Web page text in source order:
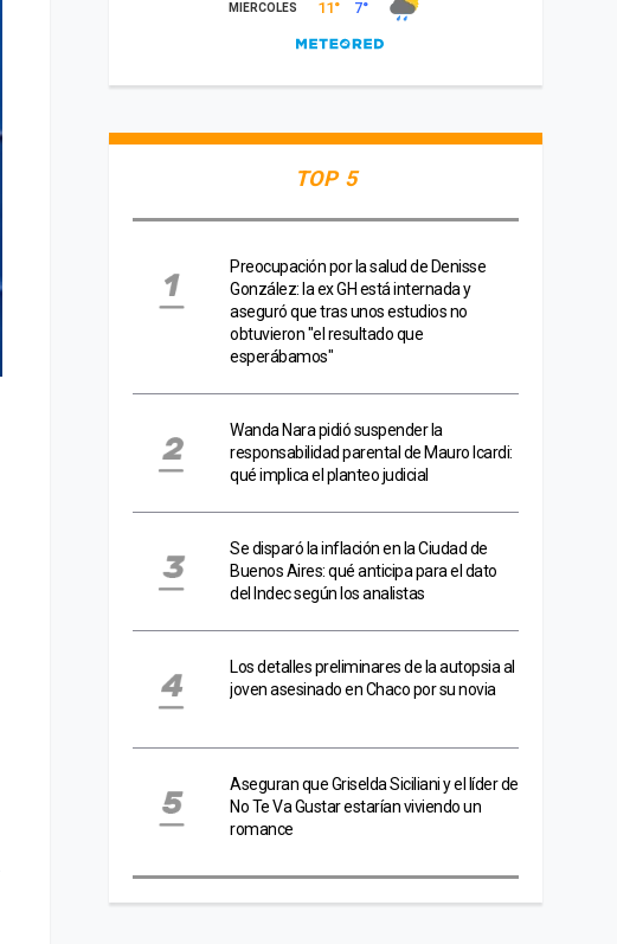
TOP 5
Preocupación por la salud de Denisse
González: la ex GH está internada y
aseguró que tras unos estudios no
obtuvieron "el resultado que
esperábamos"
Wanda Nara pidió suspender la
responsabilidad parental de Mauro Icardi:
qué implica el planteo judicial
Se disparó la inflación en la Ciudad de
Buenos Aires: qué anticipa para el dato
del Indec según los analistas
Los detalles preliminares de la autopsia al
joven asesinado en Chaco por su novia
Aseguran que Griselda Siciliani y el líder de
No Te Va Gustar estarían viviendo un
romance